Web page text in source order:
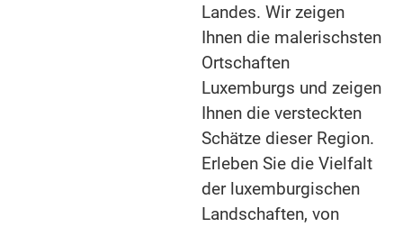
Landes. Wir zeigen
Ihnen die malerischsten
Ortschaften
Luxemburgs und zeigen
Ihnen die versteckten
Schätze dieser Region.
Erleben Sie die Vielfalt
der luxemburgischen
Landschaften, von